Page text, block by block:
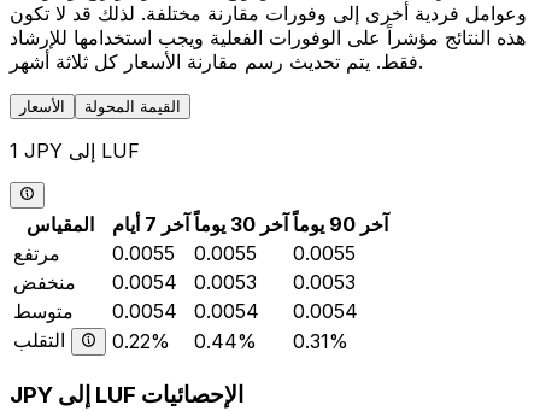
وعوامل فردية أخرى إلى وفورات مقارنة مختلفة. لذلك قد لا تكون
هذه النتائج مؤشراً على الوفورات الفعلية ويجب استخدامها للإرشاد
فقط. يتم تحديث رسم مقارنة الأسعار كل ثلاثة أشهر.
الأسعار القيمة المحولة
1 JPY إلى LUF
المقياس آخر 7 أيام آخر 30 يوماً
آخر 90 يوماً
مرتفع
0.0055 0.0055
0.0055
منخفض
0.0054 0.0053
0.0053
متوسط
0.0054 0.0054
0.0054
التقلب
0.22% 0.44% 0.31%
JPY إلى LUF الإحصائيات